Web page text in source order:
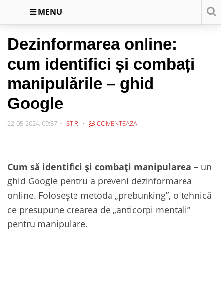
MENU
Dezinformarea online:
cum identifici și combați
manipulările – ghid
Google
22-05-2024, 09:57 STIRI COMENTEAZA
Cum să identifici și combați manipularea – un
ghid Google pentru a preveni dezinformarea
online. Folosește metoda „prebunking”, o tehnică
ce presupune crearea de „anticorpi mentali”
pentru manipulare.